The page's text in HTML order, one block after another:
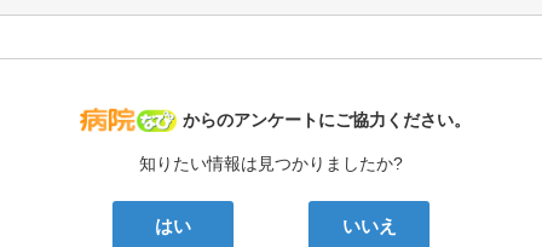
病院なび
からのアンケートにご協力ください。
知りたい情報は見つかりましたか?
はい いいえ